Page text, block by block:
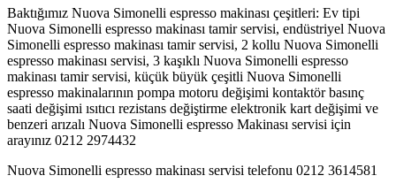
Baktığımız Nuova Simonelli espresso makinası çeşitleri: Ev tipi
Nuova Simonelli espresso makinası tamir servisi, endüstriyel Nuova
Simonelli espresso makinası tamir servisi, 2 kollu Nuova Simonelli
espresso makinası servisi, 3 kaşıklı Nuova Simonelli espresso
makinası tamir servisi, küçük büyük çeşitli Nuova Simonelli
espresso makinalarının pompa motoru değişimi kontaktör basınç
saati değişimi ısıtıcı rezistans değiştirme elektronik kart değişimi ve
benzeri arızalı Nuova Simonelli espresso Makinası servisi için
arayınız 0212 2974432
Nuova Simonelli espresso makinası servisi telefonu 0212 3614581